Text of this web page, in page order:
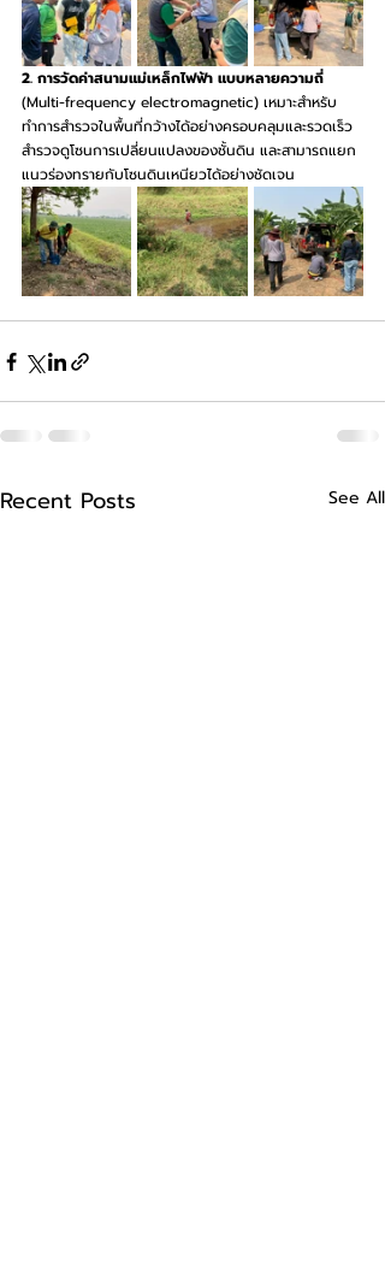
2. การวัดค่าสนามแม่เหล็กไฟฟ้า แบบหลายความถี่
(Multi-frequency electromagnetic) เหมาะสำหรับ
ทำการสำรวจในพื้นที่กว้างได้อย่างครอบคลุมและรวดเร็ว
สำรวจดูโซนการเปลี่ยนแปลงของชั้นดิน และสามารถแยก
แนวร่องทรายกับโซนดินเหนียวได้อย่างชัดเจน
Recent Posts See All